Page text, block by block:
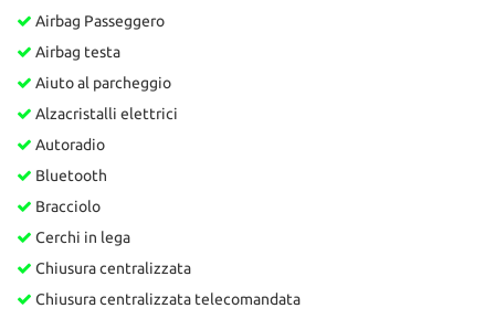
Airbag Passeggero
Airbag testa
Aiuto al parcheggio
Alzacristalli elettrici
Autoradio
Bluetooth
Bracciolo
Cerchi in lega
Chiusura centralizzata
Chiusura centralizzata telecomandata